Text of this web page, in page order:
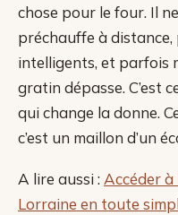
chose pour le four. Il
préchauffe à
intelligents, et parfois
gratin dépasse. C’est
qui change la donne.
c’est un maillon d’un
A lire aussi :Accéder
Lorraine en toute